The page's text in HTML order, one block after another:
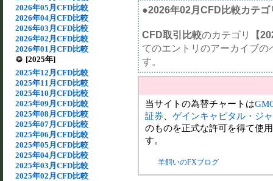
2026年05月CFD比較
2026年04月CFD比較
2026年03月CFD比較
2026年02月CFD比較
2026年01月CFD比較
[2025年]
2025年12月CFD比較
2025年11月CFD比較
2025年10月CFD比較
2025年09月CFD比較
2025年08月CFD比較
2025年07月CFD比較
2025年06月CFD比較
2025年05月CFD比較
2025年04月CFD比較
2025年03月CFD比較
2025年02月CFD比較
●2026年02月CFD比較カテゴ
CFD取引比較のカテゴリ
【
てのエントリのアーカイブ
す。
当サイトの為替チャートは
証券
ゲインキャピタル・ジ
のものを正式な許可を得て使
す。
羊飼いのFXブログ